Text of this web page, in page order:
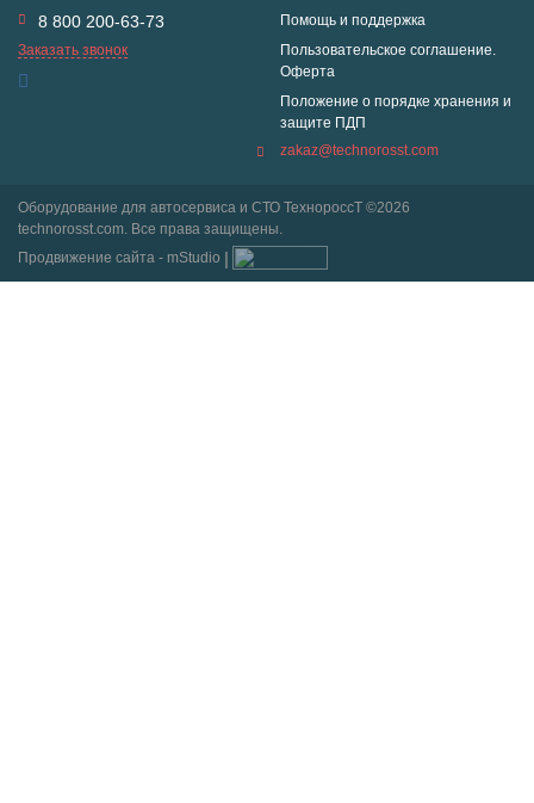
8 800 200-63-73
Заказать звонок
Помощь и поддержка
Пользовательское соглашение.
Оферта
Положение о порядке хранения и
защите ПДП
zakaz@technorosst.com
Оборудование для автосервиса и СТО ТехнороссТ ©2026
technorosst.com. Все права защищены.
Продвижение сайта - mStudio